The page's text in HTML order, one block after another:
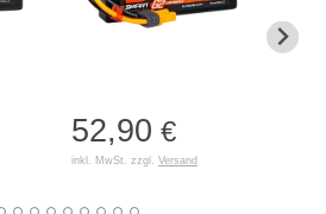
52,90 €
inkl. MwSt. zzgl. Versand